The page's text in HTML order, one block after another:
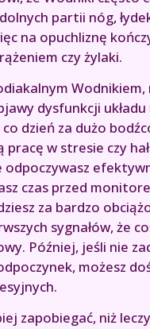
partii nóg,
na opuchliznę
czy żylaki.
Wodnikiem,
dysfunkcji
dzień za dużo
pracę w stresie czy
odpoczywasz
czas przed
za bardzo
sygnałów, że
Później, jeśli nie
możesz
zapobiegać, niż